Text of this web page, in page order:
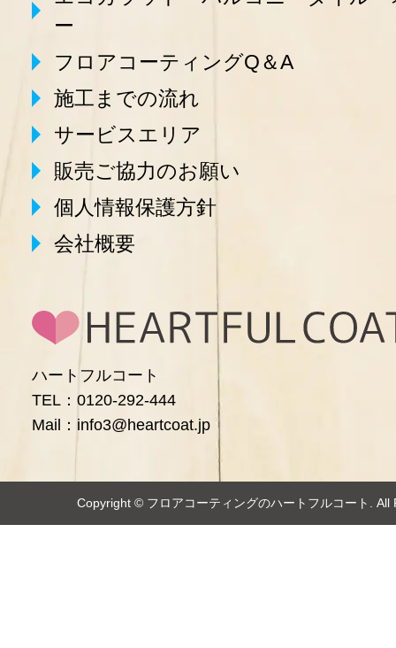
ー
フロアコーティングQ＆A
施工までの流れ
サービスエリア
販売ご協力のお願い
個人情報保護方針
会社概要
ハートフルコート
TEL：0120-292-444
Mail：info3@heartcoat.jp
Copyright ©️ フロアコーティングのハートフルコート . All